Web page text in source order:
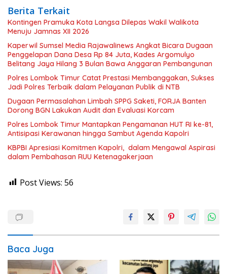
Berita Terkait
Kontingen Pramuka Kota Langsa Dilepas Wakil Walikota
Menuju Jamnas XII 2026
Kaperwil Sumsel Media Rajawalinews Angkat Bicara Dugaan
Penggelapan Dana Desa Rp 84 Juta, Kades Argomulyo
Belitang Jaya Hilang 3 Bulan Bawa Anggaran Pembangunan
Polres Lombok Timur Catat Prestasi Membanggakan, Sukses
Jadi Polres Terbaik dalam Pelayanan Publik di NTB
Dugaan Permasalahan Limbah SPPG Saketi, FORJA Banten
Dorong BGN Lakukan Audit dan Evaluasi Korcam
Polres Lombok Timur Mantapkan Pengamanan HUT RI ke-81,
Antisipasi Kerawanan hingga Sambut Agenda Kapolri
KBPBI Apresiasi Komitmen Kapolri, dalam Mengawal Aspirasi
dalam Pembahasan RUU Ketenagakerjaan
Post Views: 56
Baca Juga